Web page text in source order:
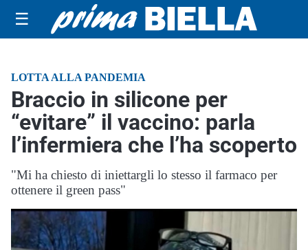
☰
LOTTA ALLA PANDEMIA
Braccio in silicone per
“evitare” il vaccino: parla
l’infermiera che l’ha scoperto
"Mi ha chiesto di iniettargli lo stesso il farmaco per
ottenere il green pass"